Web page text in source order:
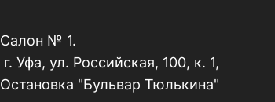
Салон № 1.
г. Уфа, ул. Российская, 100, к. 1,
Остановка "Бульвар Тюлькина"